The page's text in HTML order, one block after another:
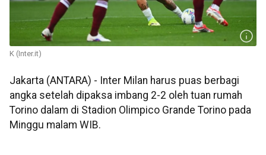
K (Inter.it)
Jakarta (ANTARA) - Inter Milan harus puas berbagi
angka setelah dipaksa imbang 2-2 oleh tuan rumah
Torino dalam di Stadion Olimpico Grande Torino pada
Minggu malam WIB.